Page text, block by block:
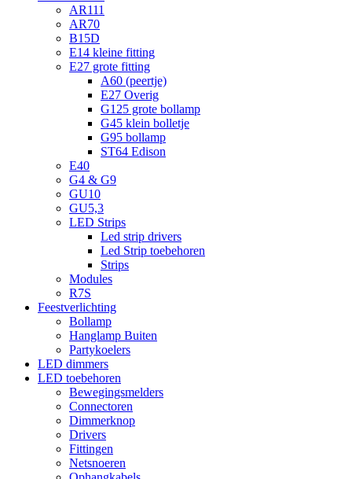
AR111
AR70
B15D
E14 kleine fitting
E27 grote fitting
A60 (peertje)
E27 Overig
G125 grote bollamp
G45 klein bolletje
G95 bollamp
ST64 Edison
E40
G4 & G9
GU10
GU5,3
LED Strips
Led strip drivers
Led Strip toebehoren
Strips
Modules
R7S
Feestverlichting
Bollamp
Hanglamp Buiten
Partykoelers
LED dimmers
LED toebehoren
Bewegingsmelders
Connectoren
Dimmerknop
Drivers
Fittingen
Netsnoeren